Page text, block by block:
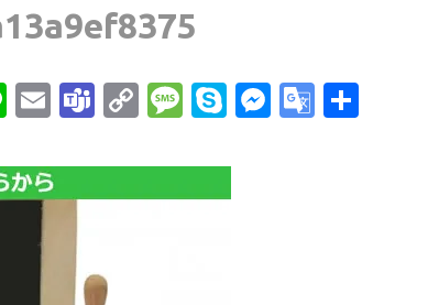
LineEmailTeams
CopyMessage
SkypeMessenger
Google